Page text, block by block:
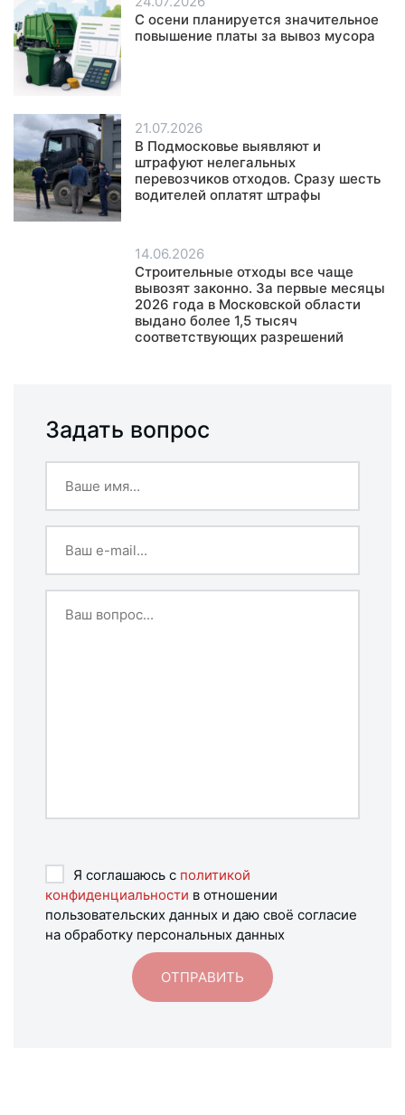
С осени планируется значительное
повышение платы за вывоз мусора
21.07.2026
В Подмосковье выявляют и
штрафуют нелегальных
перевозчиков отходов. Сразу шесть
водителей оплатят штрафы
14.06.2026
Строительные отходы все чаще
вывозят законно. За первые месяцы
2026 года в Московской области
выдано более 1,5 тысяч
соответствующих разрешений
Задать вопрос
Я соглашаюсь с политикой
конфиденциальности в отношении
пользовательских данных и даю своё согласие
на обработку персональных данных